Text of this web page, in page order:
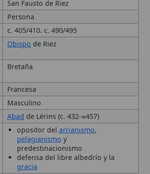
Obispode Riez
Bretaña
Francesa
Masculino
Abadde Lérins (c. 432-≈457)
opositor delarrianismo,
pelagianismo
predestinacionismo
defensa del libre albedrío y la
gracia
desterrado por el rey visigodo Eurico
(≈ 478-≈ 486)
honrado comosantoen Francia;
citado por elCatecismo de la Iglesia
Católica